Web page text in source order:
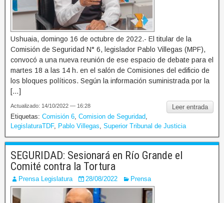
Ushuaia, domingo 16 de octubre de 2022.- El titular de la
Comisión de Seguridad N° 6, legislador Pablo Villegas (MPF),
convocó a una nueva reunión de ese espacio de debate para el
martes 18 a las 14 h. en el salón de Comisiones del edificio de
los bloques políticos. Según la información suministrada por la
[…]
Leer entrada
Actualizado: 14/10/2022 — 16:28
Etiquetas: Comisión 6 Comision de Seguridad
LegislaturaTDF, Pablo Villegas Superior Tribunal de Justicia
SEGURIDAD: Sesionará en Río Grande el
Comité contra la Tortura
Prensa Legislatura 28/08/2022 Prensa